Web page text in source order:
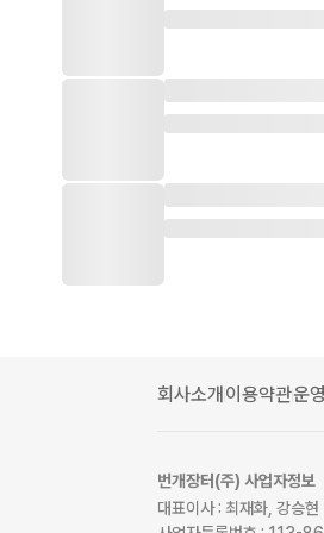
회사소개이용약관운
번개장터(주) 사업자정보
대표이사 : 최재화, 강승